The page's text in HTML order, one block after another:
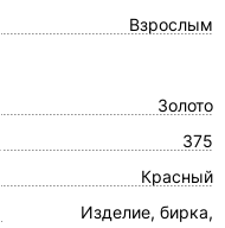
Взрослым
Золото
375
Красный
Изделие, бирка,